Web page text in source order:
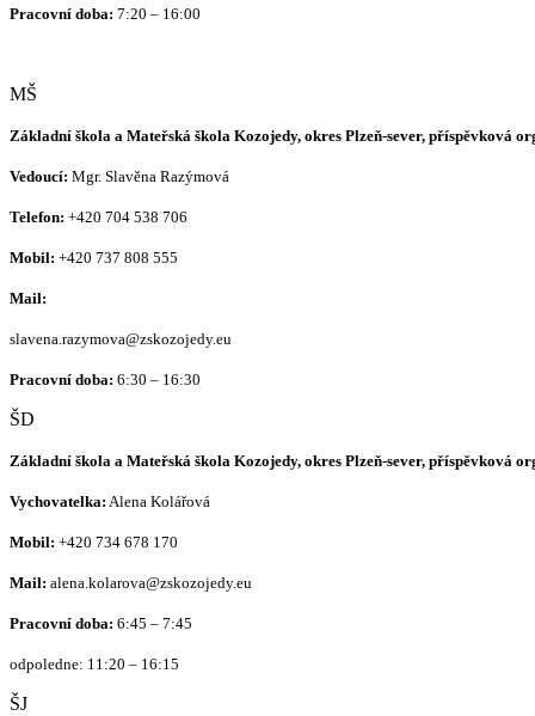
Pracovní doba: 7:20 – 16:00
MŠ
Základní škola a Mateřská škola Kozojedy, okres Plzeň-sever, příspěvková
Vedoucí: Mgr. Slavěna Razýmová
Telefon: +420 704 538 706
Mobil: +420 737 808 555
Mail:
slavena.razymova@zskozojedy.eu
Pracovní doba: 6:30 – 16:30
ŠD
Základní škola a Mateřská škola Kozojedy, okres Plzeň-sever, příspěvková
Vychovatelka: Alena Kolářová
Mobil: +420 734 678 170
Mail: alena.kolarova@zskozojedy.eu
Pracovní doba: 6:45 – 7:45
odpoledne: 11:20 – 16:15
ŠJ